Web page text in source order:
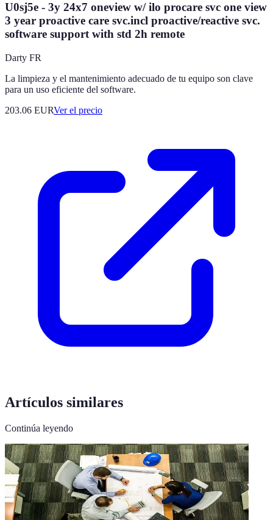
U0sj5e - 3y 24x7 oneview w/ ilo procare svc one view
3 year proactive care svc.incl proactive/reactive svc.
software support with std 2h remote
Darty FR
La limpieza y el mantenimiento adecuado de tu equipo son clave
para un uso eficiente del software.
203.06 EURVer el precio
Artículos similares
Continúa leyendo